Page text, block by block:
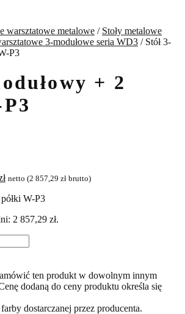
warsztatowe metalowe / Stoły metalowe
3-modułowe seria WD3 / Stół 3-
P3
+ 2
Aktualna
wynosi:
netto (2 857,29 zł brutto)
W-P3
2 857,29 zł.
ten produkt w dowolnym innym
dodaną do ceny produktu określa się
dostarczanej przez producenta.